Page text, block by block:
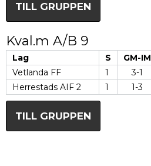
TILL GRUPPEN
Kval.m A/B 9
Lag S GM-IM
Vetlanda FF
1 3-1
Herrestads AIF 2
1 1-3
TILL GRUPPEN